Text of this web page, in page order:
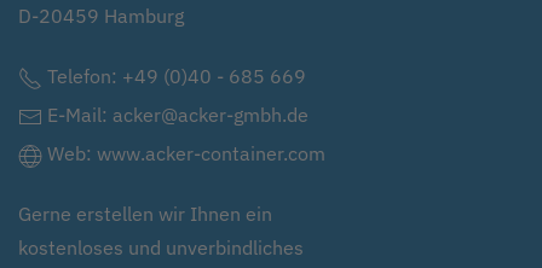
D-20459 Hamburg
Telefon: +49 (0)40 - 685 669
E-Mail: acker@acker-gmbh.de
Web: www.acker-container.com
Gerne erstellen wir Ihnen ein
kostenloses und unverbindliches